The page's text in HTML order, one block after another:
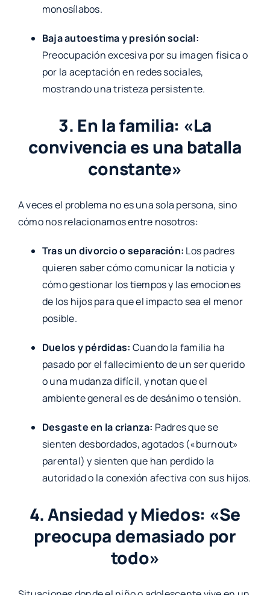
monosílabos.
Baja autoestima y presión social:
Preocupación excesiva por su imagen física o
por la aceptación en redes sociales,
mostrando una tristeza persistente.
3. En la familia: «La
convivencia es una batalla
constante»
A veces el problema no es una sola persona, sino
cómo nos relacionamos entre nosotros:
Tras un divorcio o separación: Los padres
quieren saber cómo comunicar la noticia y
cómo gestionar los tiempos y las emociones
de los hijos para que el impacto sea el menor
posible.
Duelos y pérdidas: Cuando la familia ha
pasado por el fallecimiento de un ser querido
o una mudanza difícil, y notan que el
ambiente general es de desánimo o tensión.
Desgaste en la crianza: Padres que se
sienten desbordados, agotados («burnout»
parental) y sienten que han perdido la
autoridad o la conexión afectiva con sus hijos.
4. Ansiedad y Miedos: «Se
preocupa demasiado por
todo»